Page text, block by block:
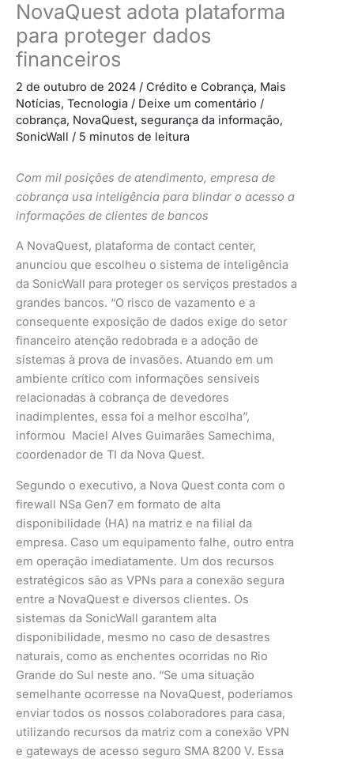
NovaQuest adota plataforma
para proteger dados
financeiros
2 de outubro de 2024 / Crédito e Cobrança, Mais
Notícias, Tecnologia / Deixe um comentário /
cobrança, NovaQuest, segurança da informação,
SonicWall / 5 minutos de leitura
Com mil posições de atendimento, empresa de
cobrança usa inteligência para blindar o acesso a
informações de clientes de bancos
A NovaQuest, plataforma de contact center,
anunciou que escolheu o sistema de inteligência
da SonicWall para proteger os serviços prestados a
grandes bancos. “O risco de vazamento e a
consequente exposição de dados exige do setor
financeiro atenção redobrada e a adoção de
sistemas à prova de invasões. Atuando em um
ambiente crítico com informações sensíveis
relacionadas à cobrança de devedores
inadimplentes, essa foi a melhor escolha”,
informou Maciel Alves Guimarães Samechima,
coordenador de TI da Nova Quest.
Segundo o executivo, a Nova Quest conta com o
firewall NSa Gen7 em formato de alta
disponibilidade (HA) na matriz e na filial da
empresa. Caso um equipamento falhe, outro entra
em operação imediatamente. Um dos recursos
estratégicos são as VPNs para a conexão segura
entre a NovaQuest e diversos clientes. Os
sistemas da SonicWall garantem alta
disponibilidade, mesmo no caso de desastres
naturais, como as enchentes ocorridas no Rio
Grande do Sul neste ano. “Se uma situação
semelhante ocorresse na NovaQuest, poderíamos
enviar todos os nossos colaboradores para casa,
utilizando recursos da matriz com a conexão VPN
e gateways de acesso seguro SMA 8200 V. Essa